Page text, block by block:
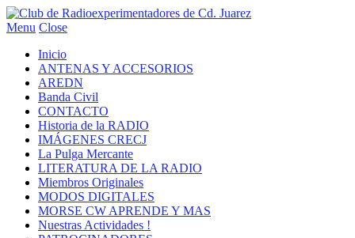
Menu Close
Inicio
ANTENAS Y ACCESORIOS
AREDN
Banda Civil
CONTACTO
Historia de la RADIO
IMÁGENES CRECJ
La Pulga Mercante
LITERATURA DE LA RADIO
Miembros Originales
MODOS DIGITALES
MORSE CW APRENDE Y MAS
Nuestras Actividades !